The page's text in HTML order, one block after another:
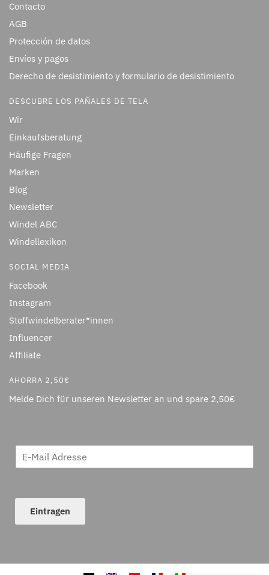
Contacto
AGB
Protección de datos
Envíos y pagos
Derecho de desistimiento y formulario de desistimiento
DESCUBRE LOS PAÑALES DE TELA
Wir
Einkaufsberatung
Häufige Fragen
Marken
Blog
Newsletter
Windel ABC
Windellexikon
SOCIAL MEDIA
Facebook
Instagram
Stoffwindelberater*innen
Influencer
Affiliate
AHORRA 2,50€
Melde Dich für unseren Newsletter an und spare 2,50€
Eintragen